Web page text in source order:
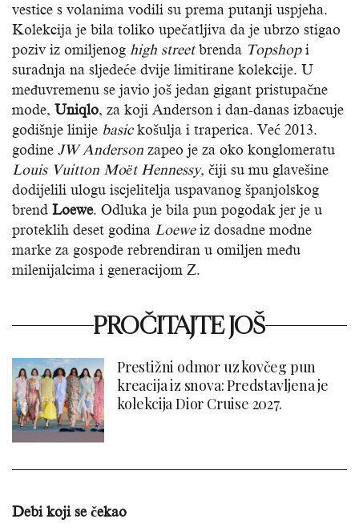
vestice s volanima vodili su prema putanji uspjeha.
Kolekcija je bila toliko upečatljiva da je ubrzo stigao
poziv iz omiljenog high streetbrenda Topshopi
suradnja na sljedeće dvije limitirane kolekcije. U
međuvremenu se javio još jedan gigant pristupačne
mode, Uniqlo, za koji Anderson i dan-danas izbacuje
godišnje linije basickošulja i traperica. Već 2013.
godine JW Anderson zapeo je za oko konglomeratu
Louis Vuitton Moët Hennessy, čiji su mu glavešine
dodijelili ulogu iscjelitelja uspavanog španjolskog
brend Loewe. Odluka je bila pun pogodak jer je u
proteklih deset godina Loeweiz dosadne modne
marke za gospođe rebrendiran u omiljen među
milenijalcima i generacijom Z.
PROČITAJTE JOŠ
Prestižni odmor uz kovčeg pun
kreacija iz snova: Predstavljena je
kolekcija Dior Cruise 2027.
Debi koji se čekao